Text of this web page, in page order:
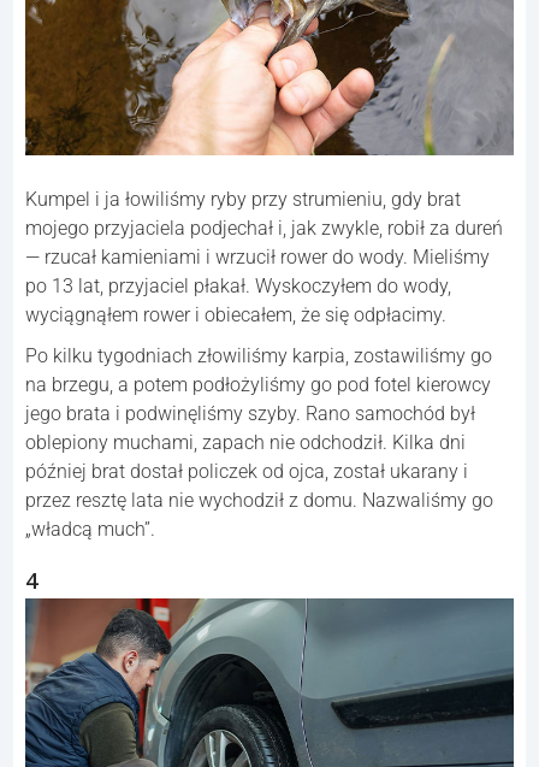
Kumpel i ja łowiliśmy ryby przy strumieniu, gdy brat
mojego przyjaciela podjechał i, jak zwykle, robił za dureń
— rzucał kamieniami i wrzucił rower do wody. Mieliśmy
po 13 lat, przyjaciel płakał. Wyskoczyłem do wody,
wyciągnąłem rower i obiecałem, że się odpłacimy.
Po kilku tygodniach złowiliśmy karpia, zostawiliśmy go
na brzegu, a potem podłożyliśmy go pod fotel kierowcy
jego brata i podwinęliśmy szyby. Rano samochód był
oblepiony muchami, zapach nie odchodził. Kilka dni
później brat dostał policzek od ojca, został ukarany i
przez resztę lata nie wychodził z domu. Nazwaliśmy go
„władcą much”.
4